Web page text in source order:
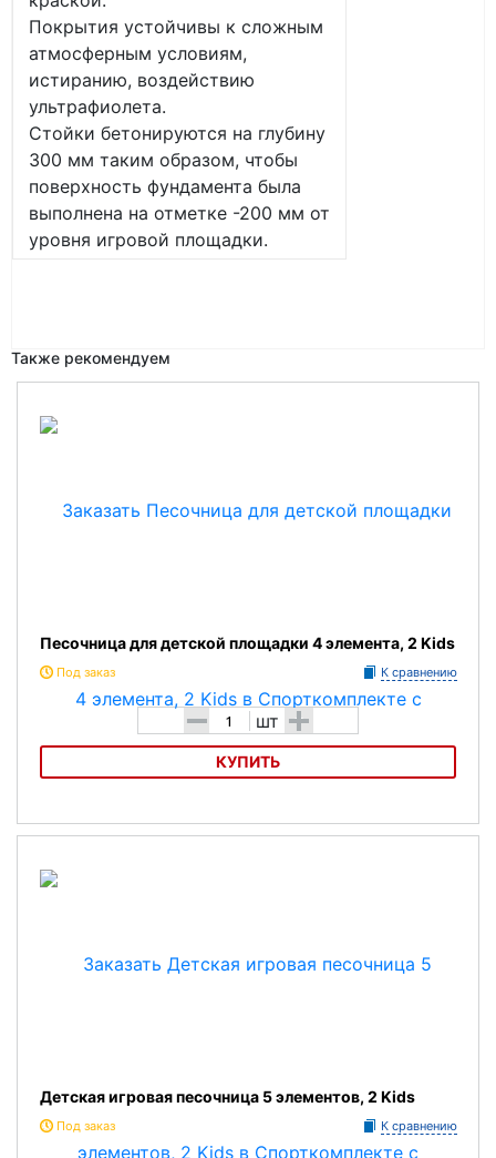
Покрытия устойчивы к сложным
атмосферным условиям,
истиранию, воздействию
ультрафиолета.
Стойки бетонируются на глубину
300 мм таким образом, чтобы
поверхность фундамента была
выполнена на отметке -200 мм от
уровня игровой площадки.
Также рекомендуем
Песочница для детской площадки 4 элемента, 2 Kids
Под заказ К сравнению
- шт +
КУПИТЬ
Песочница для детской площадки 4 элемента, 2 Kids
Детская игровая песочница 5 элементов, 2 Kids
Под заказ К сравнению